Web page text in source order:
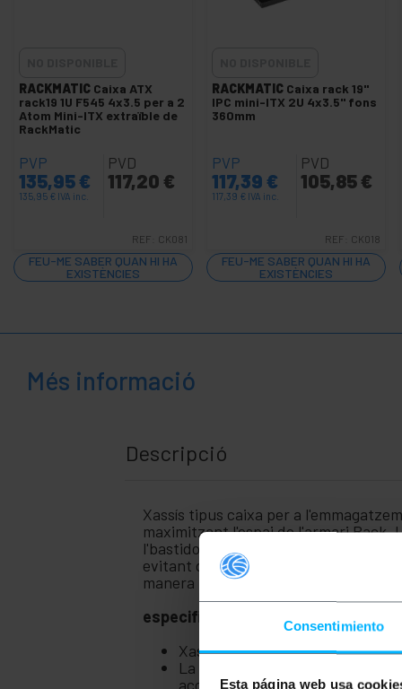
Consentimiento
Esta página web usa
ferreteria
Seguretat,
alarmes i
control
+
Electrònica
i gadgets
+
Temps
de
lleure
+
RACKMATIC Caixa ATX
rack19 1U F545 4x3.5 per a 2
Atom Mini-ITX extraïble de
RackMatic
PVP
135,95€
135,95 € IVA inc.
PVD
117,20 €
REF: CK081
FEU-ME SABER QUAN HI HA
EXISTÈNCIES
RACKMATIC Caixa rack 19"
IPC mini-ITX 2U 4x3.5" fons
360mm
PVP
117,39 €
117,39 € IVA inc.
PVD
105,85 €
REF: CK018
FEU-ME SABER QUAN HI HA
EXISTÈNCIES
Més informació
Descripció
Xassís tipus caixa per a
maximitzant l'espai de l'armari Rack.
l'bastidor o mitjançant guies laterals.
evitant desmuntar la caixa o l'armari .
manera horitzontal ocupant diverses
especificacions
Xassís RackMatic de 19 "de 5U
La seva xapa frontal de
accessibles.